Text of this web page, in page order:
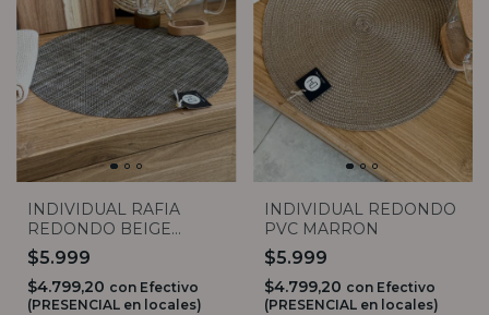
INDIVIDUAL RAFIA
REDONDO BEIGE
OSCURO
$5.999
$4.799,20 con Efectivo
(PRESENCIAL en locales)
INDIVIDUAL REDONDO
PVC MARRON
$5.999
$4.799,20 con Efectivo
(PRESENCIAL en locales)